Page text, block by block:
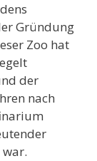
Gründung
Zoo hat
der
nach